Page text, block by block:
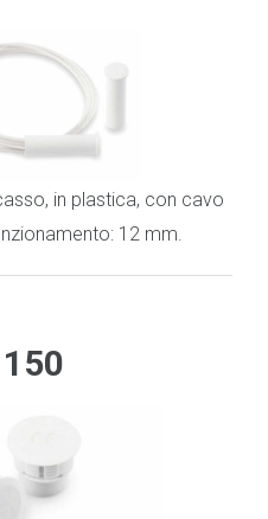
in plastica, con cavo
12 mm.